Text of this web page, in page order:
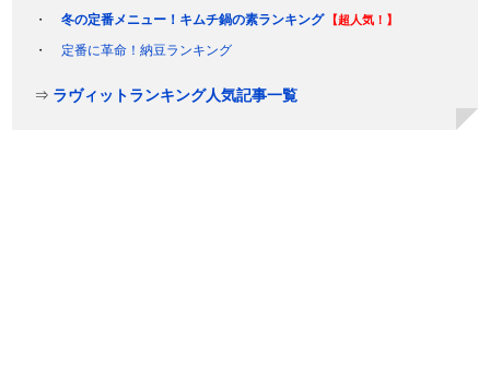
冬の定番メニュー！キムチ鍋の素ランキング
【超人気！】
定番に革命！納豆ランキング
⇒ ラヴィットランキング人気記事一覧